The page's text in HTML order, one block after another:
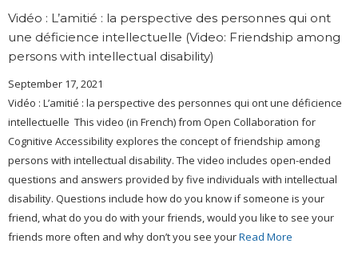
Vidéo : L’amitié : la perspective des personnes qui ont
une déficience intellectuelle (Video: Friendship among
persons with intellectual disability)
September 17, 2021
Vidéo : L’amitié : la perspective des personnes qui ont une déficience
intellectuelle This video (in French) from Open Collaboration for
Cognitive Accessibility explores the concept of friendship among
persons with intellectual disability. The video includes open-ended
questions and answers provided by five individuals with intellectual
disability. Questions include how do you know if someone is your
friend, what do you do with your friends, would you like to see your
friends more often and why don’t you see yourRead More